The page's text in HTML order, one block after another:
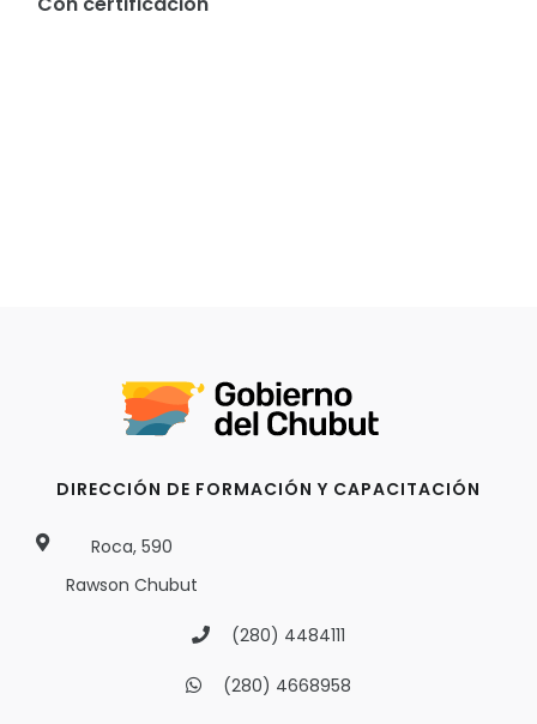
DIRECCIÓN DE FORMACIÓN Y CAPACITACIÓN
Roca, 590
Rawson Chubut
(280) 4484111
(280) 4668958